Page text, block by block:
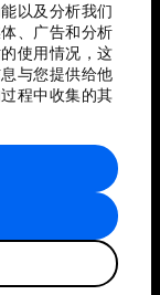
以及分析我们
、广告和分析
使用情况，这
与您提供给他
程中收集的其